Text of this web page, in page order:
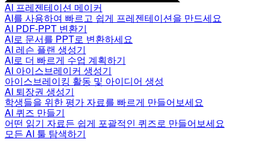
AI 프레젠테이션 메이커
AI를 사용하여 빠르고 쉽게 프레젠테이션을 만드세요
AI PDF-PPT 변환기
AI로 문서를 PPT로 변환하세요
AI 레슨 플랜 생성기
AI로 더 빠르게 수업 계획하기
AI 아이스브레이커 생성기
아이스브레이킹 활동 및 아이디어 생성
AI 퇴장권 생성기
학생들을 위한 평가 자료를 빠르게 만들어보세요
AI 퀴즈 만들기
어떤 읽기 자료든 쉽게 포괄적인 퀴즈로 만들어보세요
모든 AI 툴 탐색하기